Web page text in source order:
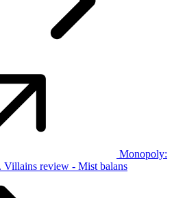
Monopoly:
Villains review - Mist balans